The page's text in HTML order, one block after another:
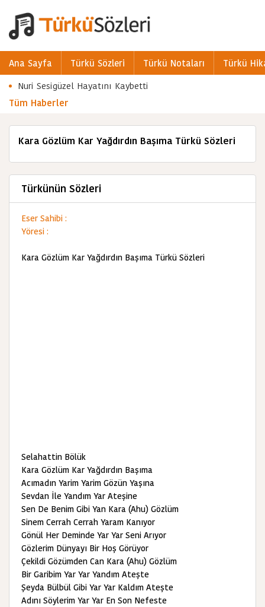
Ana Sayfa Türkü Sözleri Türkü Notaları
Türkü
Nuri Sesigüzel Hayatını Kaybetti
Tüm Haberler
Kara Gözlüm Kar Yağdırdın Başıma Türkü Sözleri
Türkünün Sözleri
Eser Sahibi :
Yöresi :
Kara Gözlüm Kar Yağdırdın Başıma Türkü Sözleri
Selahattin Bölük
Kara Gözlüm Kar Yağdırdın Başıma
Acımadın Yarim Yarim Gözün Yaşına
Sevdan İle Yandım Yar Ateşine
Sen De Benim Gibi Yan Kara (Ahu) Gözlüm
Sinem Cerrah Cerrah Yaram Kanıyor
Gönül Her Deminde Yar Yar Seni Arıyor
Gözlerim Dünyayı Bir Hoş Görüyor
Çekildi Gözümden Can Kara (Ahu) Gözlüm
Bir Garibim Yar Yar Yandım Ateşte
Şeyda Bülbül Gibi Yar Yar Kaldım Ateşte
Adını Söylerim Yar Yar En Son Nefeste